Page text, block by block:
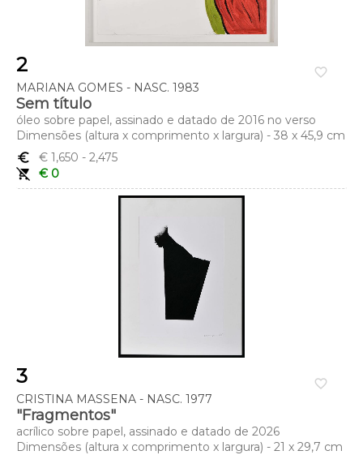
favorite_border
2
MARIANA GOMES - NASC. 1983
Sem título
óleo sobre papel, assinado e datado de 2016 no verso
Dimensões (altura x comprimento x largura) - 38 x 45,9 cm
euro_symbol
€ 1,650 - 2,475
remove_shopping_cart
€ 0
favorite_border
3
CRISTINA MASSENA - NASC. 1977
"Fragmentos"
acrílico sobre papel, assinado e datado de 2026
Dimensões (altura x comprimento x largura) - 21 x 29,7 cm